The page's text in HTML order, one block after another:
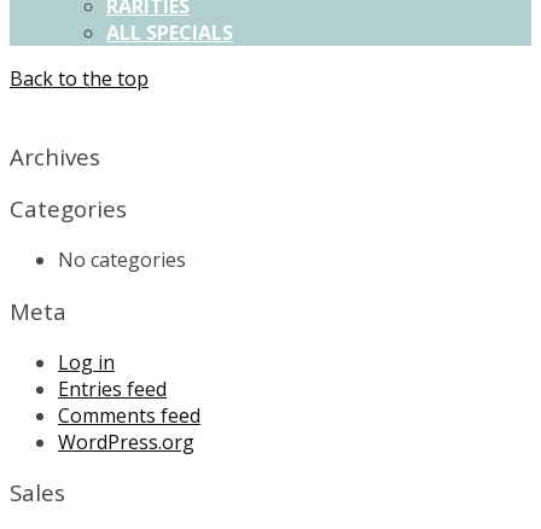
RARITIES
ALL SPECIALS
Back to the top
Archives
Categories
No categories
Meta
Log in
Entries feed
Comments feed
WordPress.org
Sales